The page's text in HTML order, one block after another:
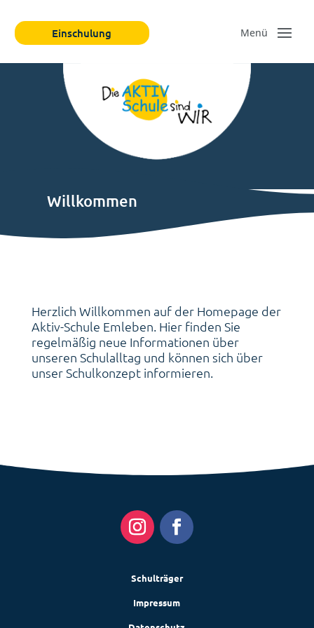
Einschulung
Willkommen
Herzlich Willkommen auf der Homepage der
Aktiv-Schule Emleben. Hier finden Sie
regelmäßig neue Informationen über
unseren Schulalltag und können sich über
unser Schulkonzept informieren.
Schulträger
Impressum